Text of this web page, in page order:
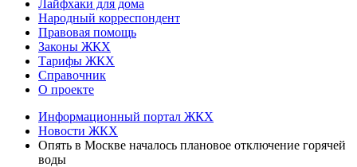
Лайфхаки для дома
Народный корреспондент
Правовая помощь
Законы ЖКХ
Тарифы ЖКХ
Справочник
О проекте
Информационный портал ЖКХ
Новости ЖКХ
Опять в Москве началось плановое отключение горячей
воды